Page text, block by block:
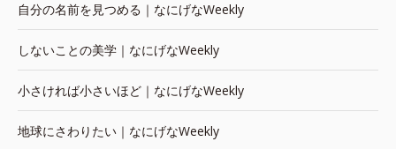
自分の名前を見つめる｜なにげなWeekly
しないことの美学｜なにげなWeekly
小さければ小さいほど｜なにげなWeekly
地球にさわりたい｜なにげなWeekly